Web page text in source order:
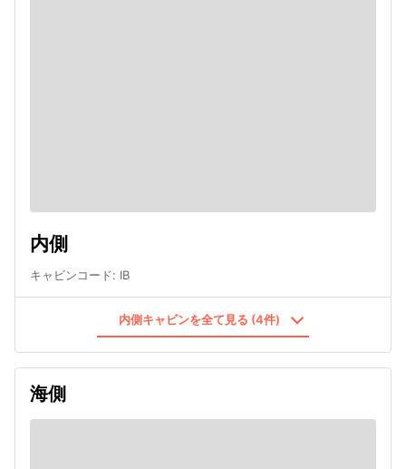
内側
キャビンコード: IB
内側キャビンを全て見る (4件)
海側